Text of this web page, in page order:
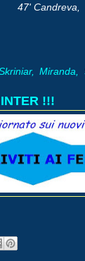
47' Candreva,
!!!